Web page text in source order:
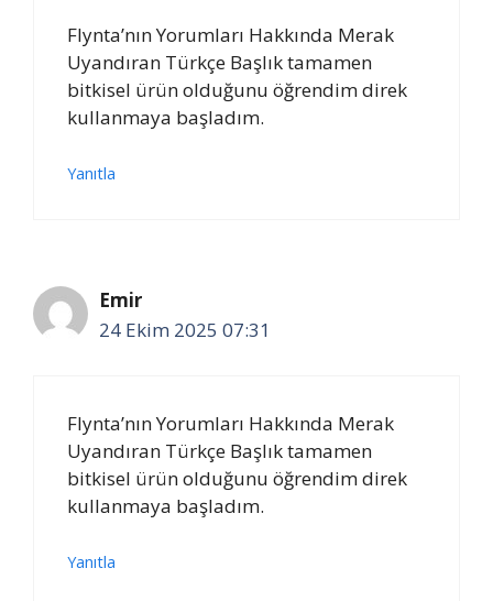
Flynta’nın Yorumları Hakkında Merak
Uyandıran Türkçe Başlık tamamen
bitkisel ürün olduğunu öğrendim direk
kullanmaya başladım.
Yanıtla
Emir
24 Ekim 2025 07:31
Flynta’nın Yorumları Hakkında Merak
Uyandıran Türkçe Başlık tamamen
bitkisel ürün olduğunu öğrendim direk
kullanmaya başladım.
Yanıtla